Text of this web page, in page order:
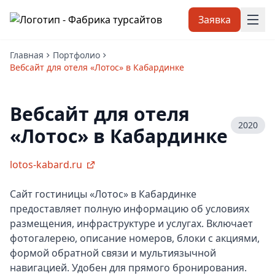
Заявка
Главная
Портфолио
Вебсайт для отеля «Лотос» в Кабардинке
Вебсайт для отеля
«Лотос» в Кабардинке
2020
lotos-kabard.ru
Сайт гостиницы «Лотос» в Кабардинке
предоставляет полную информацию об условиях
размещения, инфраструктуре и услугах. Включает
фотогалерею, описание номеров, блоки с акциями,
формой обратной связи и мультиязычной
навигацией. Удобен для прямого бронирования.